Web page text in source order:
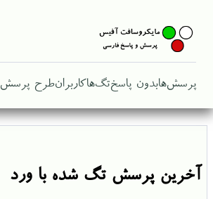
پرسش‌هابدون پاسختگ‌هاکاربرانطرح پرسش
آخرین پرسش تگ شده با ورد